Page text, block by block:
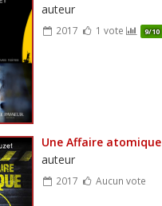
auteur
2017 1 vote 9/10
Une Affaire atomique
auteur
2017 Aucun vote